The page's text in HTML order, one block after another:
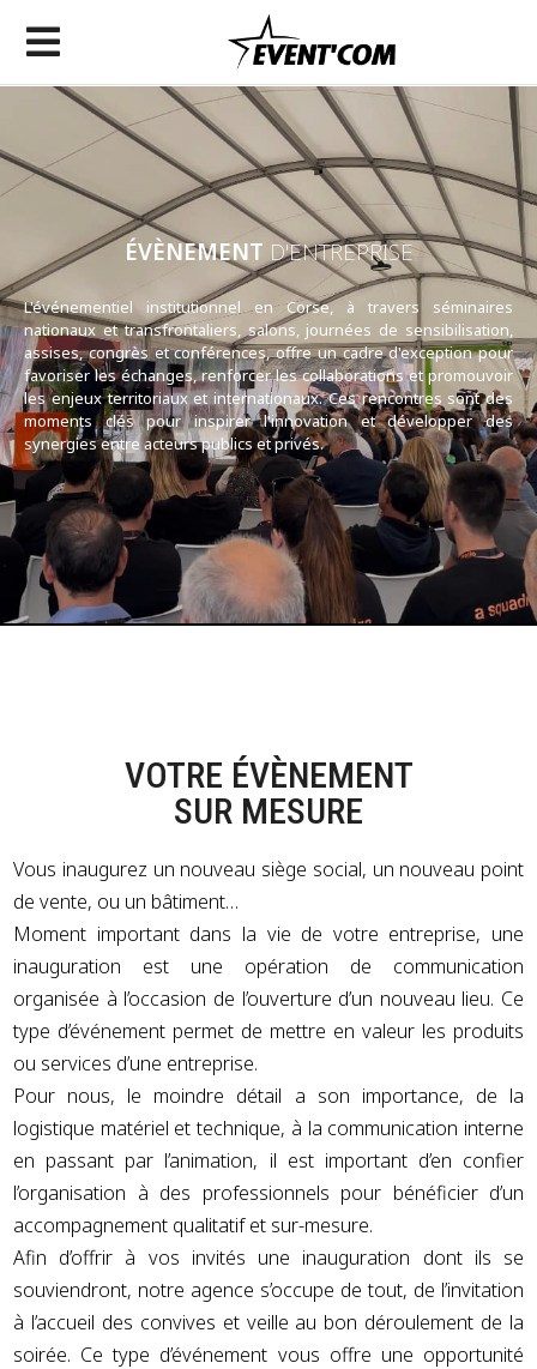
ÉVÈNEMENT D'ENTREPRISE
L'événementiel institutionnel en Corse, à travers séminaires
nationaux et transfrontaliers, salons, journées de sensibilisation,
assises, congrès et conférences, offre un cadre d'exception pour
favoriser les échanges, renforcer les collaborations et promouvoir
les enjeux territoriaux et internationaux. Ces rencontres sont des
moments clés pour inspirer l'innovation et développer des
synergies entre acteurs publics et privés.
VOTRE ÉVÈNEMENT
SUR MESURE
Vous inaugurez un nouveau siège social, un nouveau point
de vente, ou un bâtiment…
Moment important dans la vie de votre entreprise, une
inauguration est une opération de communication
organisée à l’occasion de l’ouverture d’un nouveau lieu. Ce
type d’événement permet de mettre en valeur les produits
ou services d’une entreprise.
Pour nous, le moindre détail a son importance, de la
logistique matériel et technique, à la communication interne
en passant par l’animation, il est important d’en confier
l’organisation à des professionnels pour bénéficier d’un
accompagnement qualitatif et sur-mesure.
Afin d’offrir à vos invités une inauguration dont ils se
souviendront, notre agence s’occupe de tout, de l’invitation
à l’accueil des convives et veille au bon déroulement de la
soirée. Ce type d’événement vous offre une opportunité